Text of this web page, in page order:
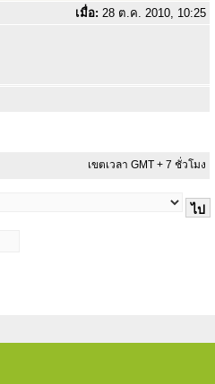
เมื่อ: 28 ต.ค. 2010, 10:25
เขตเวลา GMT + 7 ชั่วโมง